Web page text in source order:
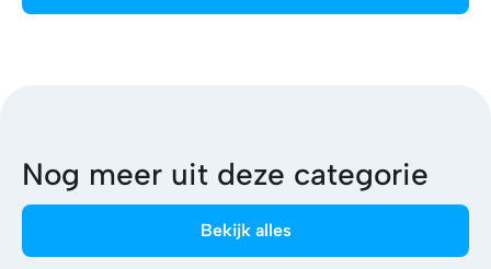
Nog meer uit deze categorie
Bekijk alles